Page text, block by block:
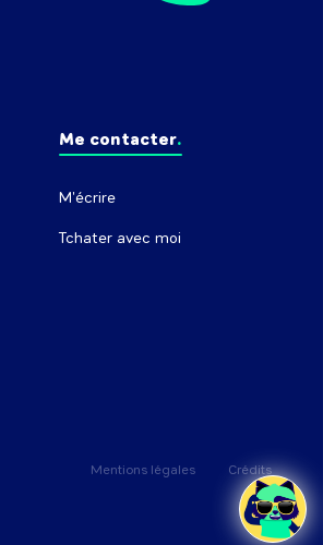
Me contacter
M'écrire
Tchater avec moi
Mentions légales Crédits